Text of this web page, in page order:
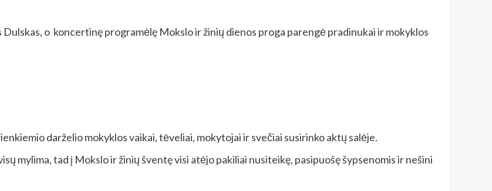
o koncertinę programėlę Mokslo ir žinių dienos proga parengė pradinukai ir mokyklos
darželio mokyklos vaikai, tėveliai, mokytojai ir svečiai susirinko aktų salėje.
mylima, tad į Mokslo ir žinių šventę visi atėjo pakiliai nusiteikę, pasipuošę šypsenomis ir nešini